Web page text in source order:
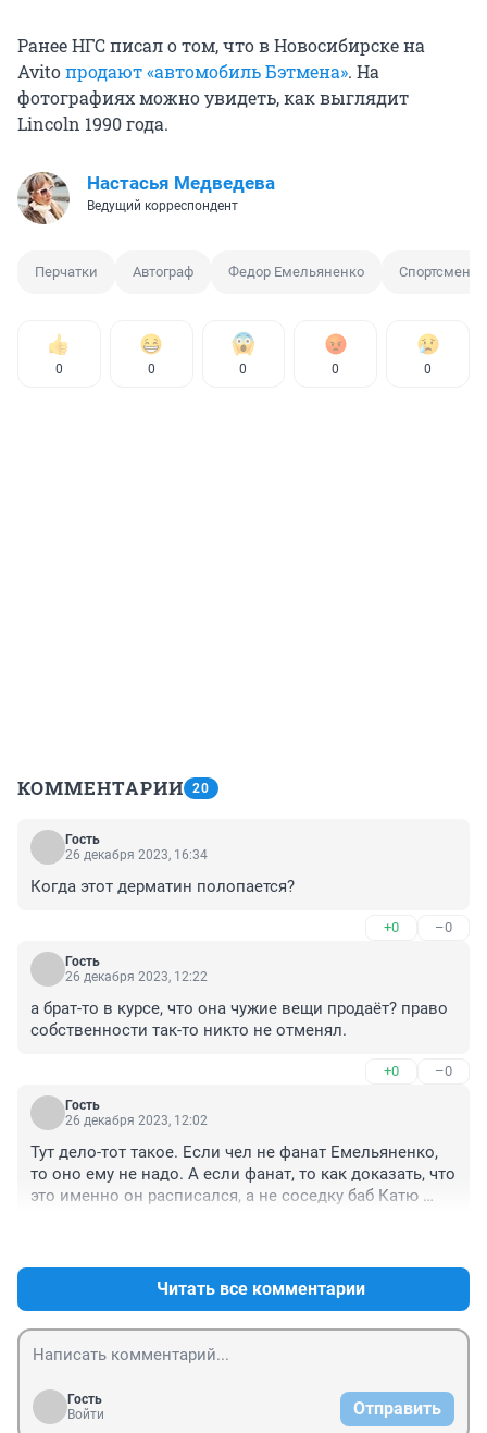
Ранее НГС писал о том, что в Новосибирске на
Avitoпродают «автомобиль Бэтмена». На
фотографиях можно увидеть, как выглядит
Lincoln 1990 года.
Настасья Медведева
Ведущий корреспондент
Перчатки Автограф Федор Емельяненко Спортсмен
0 0 0 0 0
КОММЕНТАРИИ 20
Гость
26 декабря 2023, 16:34
Когда этот дерматин полопается?
+0 –0
Гость
26 декабря 2023, 12:22
а брат-то в курсе, что она чужие вещи продаёт? право
собственности так-то никто не отменял.
+0 –0
Гость
26 декабря 2023, 12:02
Тут дело-тот такое. Если чел не фанат Емельяненко,
то оно ему не надо. А если фанат, то как доказать, что
это именно он расписался, а не соседку баб Катю
Читать все комментарии
Гость
Войти
Отправить